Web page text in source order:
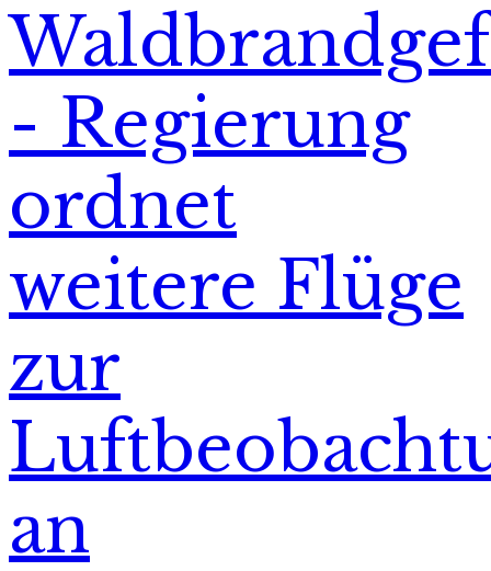
- Regierung
ordnet
weitere Flüge
zur
an